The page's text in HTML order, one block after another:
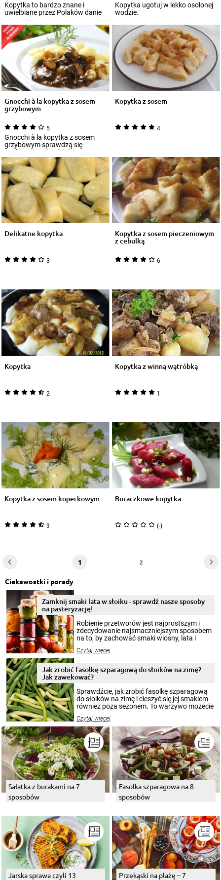
Kopytka to bardzo znane i
uwielbiane przez Polaków danie
mączne. Można je podawać w
towarzystwie...
Kopytka ugotuj w lekko osolonej
wodzie.
Gnocchi à la kopytka z sosem
grzybowym
5
Gnocchi à la kopytka z sosem
grzybowym sprawdzą się
zarówno na obiad, jak i
podwieczorek. Grzyby...
Kopytka z sosem
4
Delikatne kopytka
3
Kopytka z sosem pieczeniowym
z cebulką
6
Kopytka
2
Kopytka z winną wątróbką
1
Kopytka z sosem koperkowym
3
Buraczkowe kopytka
(-)
1 2
Ciekawostki i porady
Zamknij smaki lata w słoiku - sprawdź nasze sposoby
na pasteryzację!
Robienie przetworów jest najprostszym i
zdecydowanie najsmaczniejszym sposobem
na to, by zachować smaki wiosny, lata i
krajobrazów, by cieszyć nimi oko w sezonie
pełni poczuć atmosferę cieplejszych
miesięcy. Przygotowanie słoików ze
patenty, które pozwolą zachować świeżość
przetworów.
Czytaj więcej
Jak zrobić fasolkę szparagową do słoików na zimę?
Jak zawekować?
Sprawdźcie, jak zrobić fasolkę szparagową
do słoików na zimę i cieszyć się jej smakiem
również poza sezonem. To warzywo możecie
nasze propozycje!
Czytaj więcej
Sałatka z burakami na 7
sposobów
Fasolka szparagowa na 8
sposobów
Jarska sprawa czyli 13 Przekąski na plażę – 7